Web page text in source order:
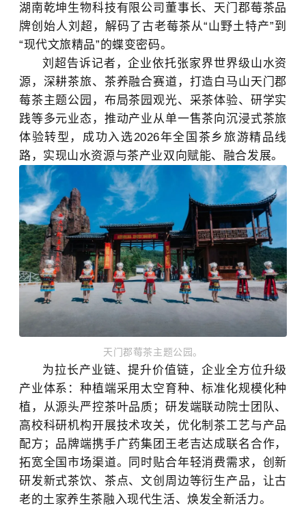
湖南乾坤生物科技有限公司董事长、天门郡莓茶品
牌创始人刘超，解码了古老莓茶从“山野土特产”到
“现代文旅精品”的蝶变密码。
刘超告诉记者，企业依托张家界世界级山水资
源，深耕茶旅、茶养融合赛道，打造白马山天门郡
莓茶主题公园，布局茶园观光、采茶体验、研学实
践等多元业态，推动产业从单一售茶向沉浸式茶旅
体验转型，成功入选2026年全国茶乡旅游精品线
路，实现山水资源与茶产业双向赋能、融合发展。
天门郡莓茶主题公园。
为拉长产业链、提升价值链，企业全方位升级
产业体系：种植端采用太空育种、标准化规模化种
植，从源头严控茶叶品质；研发端联动院士团队、
高校科研机构开展技术攻关，优化制茶工艺与产品
配方；品牌端携手广药集团王老吉达成联名合作，
拓宽全国市场渠道。同时贴合年轻消费需求，创新
研发新式茶饮、茶点、文创周边等衍生产品，让古
老的土家养生茶融入现代生活、焕发全新活力。